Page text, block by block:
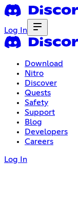
Log In
Download
Nitro
Discover
Quests
Safety
Support
Blog
Developers
Careers
Log In